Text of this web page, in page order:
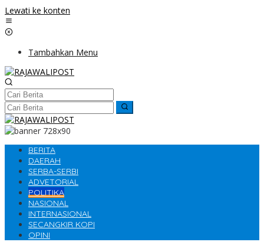
Lewati ke konten
Tambahkan Menu
BERITA
DAERAH
SERBA-SERBI
ADVETORIAL
POLITIKA
NASIONAL
INTERNASIONAL
SECANGKIR KOPI
OPINI